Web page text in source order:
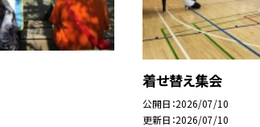
着せ替え集会
公開日 2026/07/10
更新日 2026/07/10